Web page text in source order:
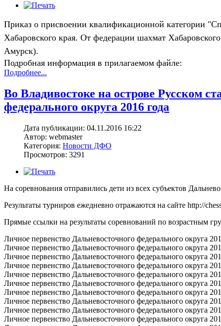
Приказ о присвоении квалификационной категории
Хабаровского края. От федерации шахмат
Амурск).
Подробная информация в прилагаемом файле:
Подробнее...
Во Владивостоке на острове Русском
федерального округа 2016 года
Дата публикации: 04.11.2016 16:22
Автор: webmaster
Категория: Новости ДФО
Просмотров: 3291
На соревнования отправились дети из всех субъектов
Результаты турниров ежедневно отражаются на сайте http://
Прямые ссылки на результаты соревнований по возрастным
Личное первенство Дальневосточного федерального округа
Личное первенство Дальневосточного федерального округа
Личное первенство Дальневосточного федерального округа
Личное первенство Дальневосточного федерального округа
Личное первенство Дальневосточного федерального округа
Личное первенство Дальневосточного федерального округа
Личное первенство Дальневосточного федерального округа
Личное первенство Дальневосточного федерального округа
Личное первенство Дальневосточного федерального округа
Личное первенство Дальневосточного федерального округа